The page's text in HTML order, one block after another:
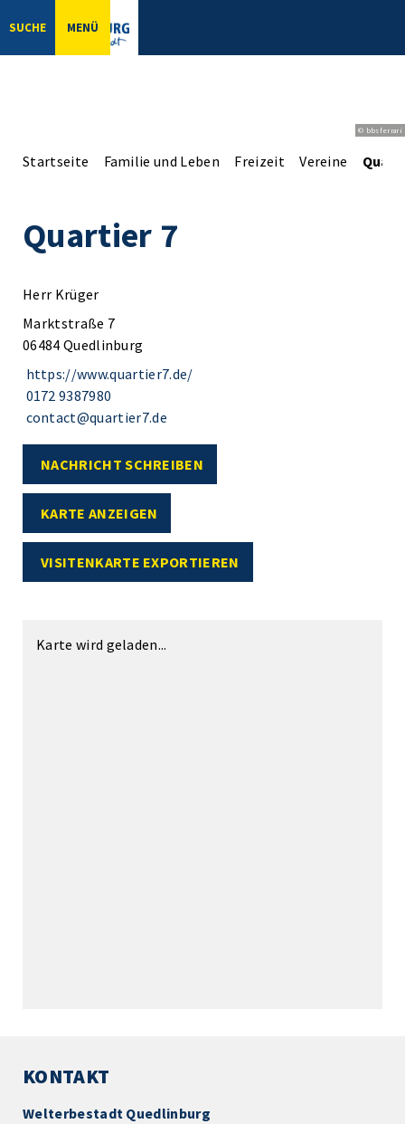
SUCHE MENÜ
© bbsferrari
Startseite Familie und Leben Freizeit Vereine
Quartier 7
Herr Krüger
Marktstraße 7
06484 Quedlinburg
https://www.quartier7.de/
0172 9387980
contact@quartier7.de
NACHRICHT SCHREIBEN
KARTE ANZEIGEN
VISITENKARTE EXPORTIEREN
Karte wird geladen...
KONTAKT
Welterbestadt Quedlinburg